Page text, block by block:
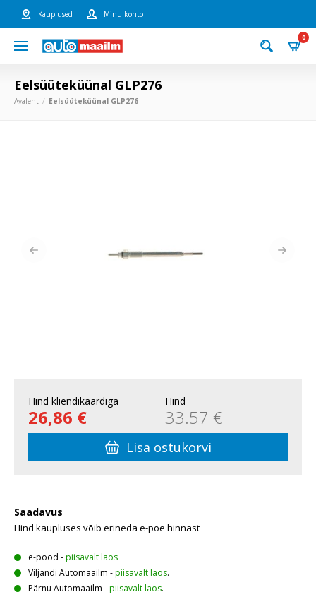
Kauplused Minu konto
0
Eelsüüteküünal GLP276
Avaleht Eelsüüteküünal GLP276
Hind kliendikaardiga
26,86 €
Hind
33.57 €
Lisa ostukorvi
Saadavus
Hind kaupluses võib erineda e-poe hinnast
e-pood -piisavalt laos
Viljandi Automaailm -piisavalt laos.
Pärnu Automaailm -piisavalt laos.